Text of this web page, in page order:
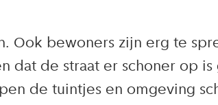
Ook bewoners zijn erg te
dat de straat er schoner op
de tuintjes en omgeving